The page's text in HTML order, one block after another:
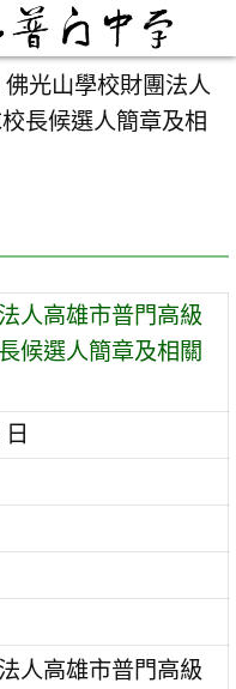
佛光山學校財團法人
長候選人簡章及相
人高雄市普門高級
候選人簡章及相關
人高雄市普門高級